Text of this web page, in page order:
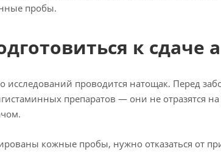
пробы.
к сдаче
исследований проводится натощак. Перед
препаратов — они не отразятся на
кожные пробы, нужно отказаться от